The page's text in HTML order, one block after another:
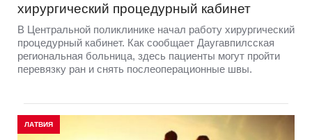
хирургический процедурный кабинет
В Центральной поликлинике начал работу хирургический
процедурный кабинет. Как сообщает Даугавпилсская
региональная больница, здесь пациенты могут пройти
перевязку ран и снять послеоперационные швы.
ЛАТВИЯ